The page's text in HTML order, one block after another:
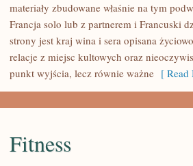
FRANCUSKA
KULTURA
STYL
ŻYCIA
materiały zbudowane właśnie na tym
Francja solo lub z partnerem i Francuski
strony jest kraj wina i sera opisana
relacje z miejsc kultowych oraz
punkt wyjścia, lecz równie ważne [ Read
Fitness